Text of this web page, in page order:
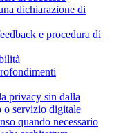
dichiarazione di
e procedura di
privacy sin dalla
o servizio digitale
quando necessario